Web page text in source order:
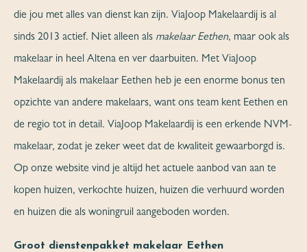
die jou met alles van dienst kan zijn. ViaJoop Makelaardij is al
sinds 2013 actief. Niet alleen als makelaar Eethen, maar ook als
makelaar in heel Altena en ver daarbuiten. Met ViaJoop
Makelaardij als makelaar Eethen heb je een enorme bonus ten
opzichte van andere makelaars, want ons team kent Eethen en
de regio tot in detail. ViaJoop Makelaardij is een erkende NVM-
makelaar, zodat je zeker weet dat de kwaliteit gewaarborgd is.
Op onze website vind je altijd het actuele aanbod van aan te
kopen huizen, verkochte huizen, huizen die verhuurd worden
en huizen die als woningruil aangeboden worden.
Groot dienstenpakket makelaar Eethen